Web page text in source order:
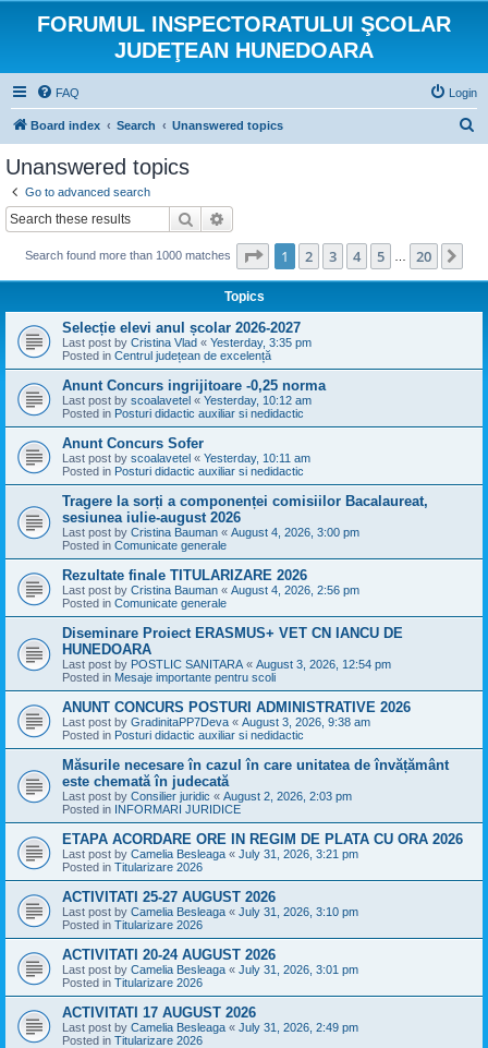
FORUMUL INSPECTORATULUI ŞCOLAR
JUDEŢEAN HUNEDOARA
FAQ Login
Board index Search Unanswered topics
Unanswered topics
Go to advanced search
Search
Search found more than 1000 matches Page 1of 20
1 2 3 4 5 20
Topics
Selecție elevi anul școlar 2026-2027
Last post by Cristina Vlad « Yesterday, 3:35 pm
Posted in Centrul județean de excelență
Anunt Concurs ingrijitoare -0,25 norma
Last post by scoalavetel « Yesterday, 10:12 am
Posted in Posturi didactic auxiliar si nedidactic
Anunt Concurs Sofer
Last post by scoalavetel « Yesterday, 10:11 am
Posted in Posturi didactic auxiliar si nedidactic
Tragere la sorți a componenței comisiilor Bacalaureat,
sesiunea iulie-august 2026
Last post by Cristina Bauman « August 4, 2026, 3:00 pm
Posted in Comunicate generale
Rezultate finale TITULARIZARE 2026
Last post by Cristina Bauman « August 4, 2026, 2:56 pm
Posted in Comunicate generale
Diseminare Proiect ERASMUS+ VET CN IANCU DE
HUNEDOARA
Last post by POSTLIC SANITARA « August 3, 2026, 12:54 pm
Posted in Mesaje importante pentru scoli
ANUNT CONCURS POSTURI ADMINISTRATIVE 2026
Last post by GradinitaPP7Deva « August 3, 2026, 9:38 am
Posted in Posturi didactic auxiliar si nedidactic
Măsurile necesare în cazul în care unitatea de învățământ
este chemată în judecată
Last post by Consilier juridic « August 2, 2026, 2:03 pm
Posted in INFORMARI JURIDICE
ETAPA ACORDARE ORE IN REGIM DE PLATA CU ORA 2026
Last post by Camelia Besleaga « July 31, 2026, 3:21 pm
Posted in Titularizare 2026
ACTIVITATI 25-27 AUGUST 2026
Last post by Camelia Besleaga « July 31, 2026, 3:10 pm
Posted in Titularizare 2026
ACTIVITATI 20-24 AUGUST 2026
Last post by Camelia Besleaga « July 31, 2026, 3:01 pm
Posted in Titularizare 2026
ACTIVITATI 17 AUGUST 2026
Last post by Camelia Besleaga « July 31, 2026, 2:49 pm
Posted in Titularizare 2026